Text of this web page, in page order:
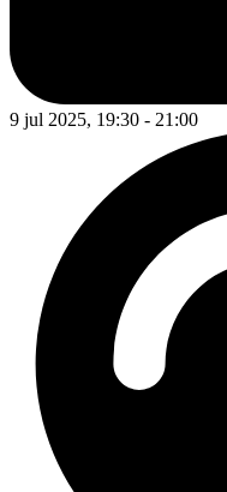
9 jul 2025, 19:30 - 21:00